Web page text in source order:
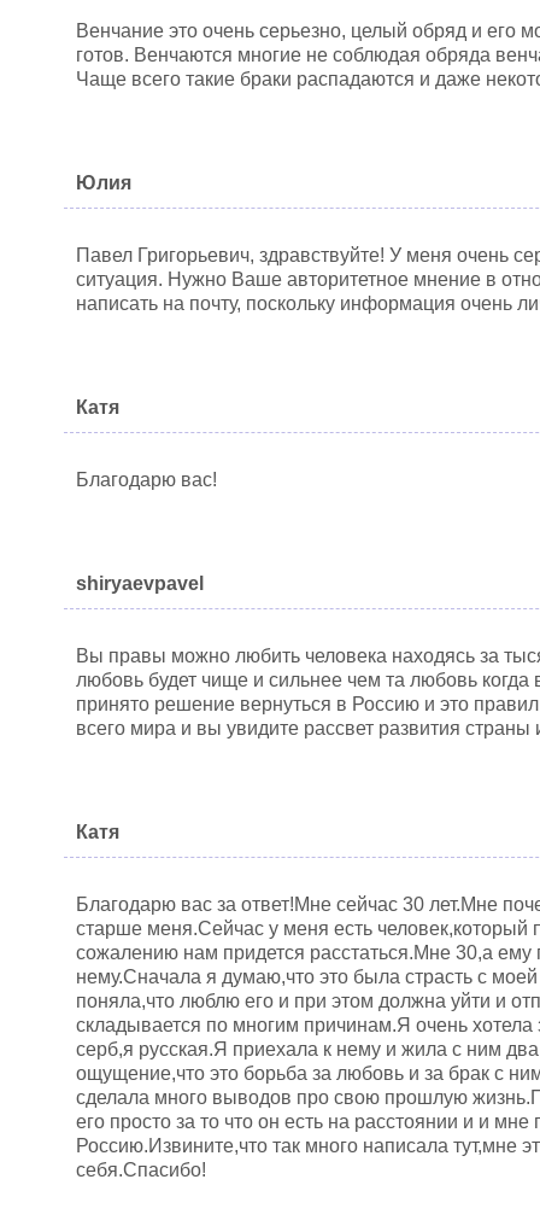
Венчание это очень серьезно, целый обряд и его
готов. Венчаются многие не соблюдая обряда
Чаще всего такие браки распадаются и даже
Юлия
Павел Григорьевич, здравствуйте! У меня очень
ситуация. Нужно Ваше авторитетное мнение в
написать на почту, поскольку информация очень
Катя
Благодарю вас!
shiryaevpavel
Вы правы можно любить человека находясь за
любовь будет чище и сильнее чем та любовь
принято решение вернуться в Россию и это
всего мира и вы увидите рассвет развития
Катя
Благодарю вас за ответ!Мне сейчас 30 лет.Мне
старше меня.Сейчас у меня есть человек,который
сожалению нам придется расстаться.Мне 30,а ему
нему.Сначала я думаю,что это была страсть с
поняла,что люблю его и при этом должна уйти и
складывается по многим причинам.Я очень
серб,я русская.Я приехала к нему и жила с ним
ощущение,что это борьба за любовь и за брак с
сделала много выводов про свою прошлую
его просто за то что он есть на расстоянии и и
Россию.Извините,что так много написала тут,мне
себя.Спасибо!